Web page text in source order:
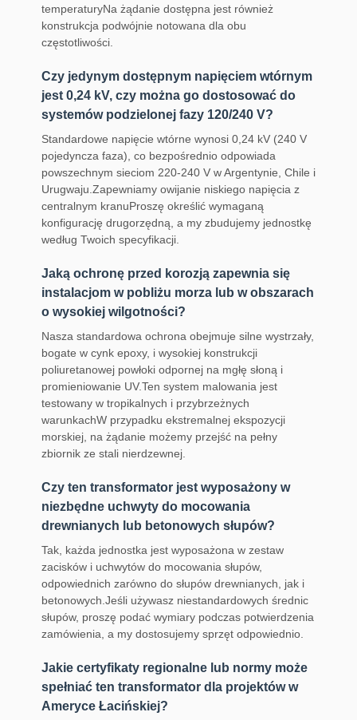
temperaturyNa żądanie dostępna jest również
konstrukcja podwójnie notowana dla obu
częstotliwości.
Czy jedynym dostępnym napięciem wtórnym
jest 0,24 kV, czy można go dostosować do
systemów podzielonej fazy 120/240 V?
Standardowe napięcie wtórne wynosi 0,24 kV (240 V
pojedyncza faza), co bezpośrednio odpowiada
powszechnym sieciom 220-240 V w Argentynie, Chile i
Urugwaju.Zapewniamy owijanie niskiego napięcia z
centralnym kranuProszę określić wymaganą
konfigurację drugorzędną, a my zbudujemy jednostkę
według Twoich specyfikacji.
Jaką ochronę przed korozją zapewnia się
instalacjom w pobliżu morza lub w obszarach
o wysokiej wilgotności?
Nasza standardowa ochrona obejmuje silne wystrzały,
bogate w cynk epoxy, i wysokiej konstrukcji
poliuretanowej powłoki odpornej na mgłę słoną i
promieniowanie UV.Ten system malowania jest
testowany w tropikalnych i przybrzeżnych
warunkachW przypadku ekstremalnej ekspozycji
morskiej, na żądanie możemy przejść na pełny
zbiornik ze stali nierdzewnej.
Czy ten transformator jest wyposażony w
niezbędne uchwyty do mocowania
drewnianych lub betonowych słupów?
Tak, każda jednostka jest wyposażona w zestaw
zacisków i uchwytów do mocowania słupów,
odpowiednich zarówno do słupów drewnianych, jak i
betonowych.Jeśli używasz niestandardowych średnic
słupów, proszę podać wymiary podczas potwierdzenia
zamówienia, a my dostosujemy sprzęt odpowiednio.
Jakie certyfikaty regionalne lub normy może
spełniać ten transformator dla projektów w
Ameryce Łacińskiej?